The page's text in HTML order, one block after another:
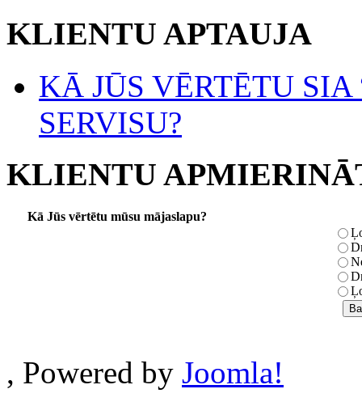
KLIENTU APTAUJA
KĀ JŪS VĒRTĒTU
SERVISU?
KLIENTU
Kā Jūs vērtētu mūsu mājaslapu?
, Powered by Joomla!